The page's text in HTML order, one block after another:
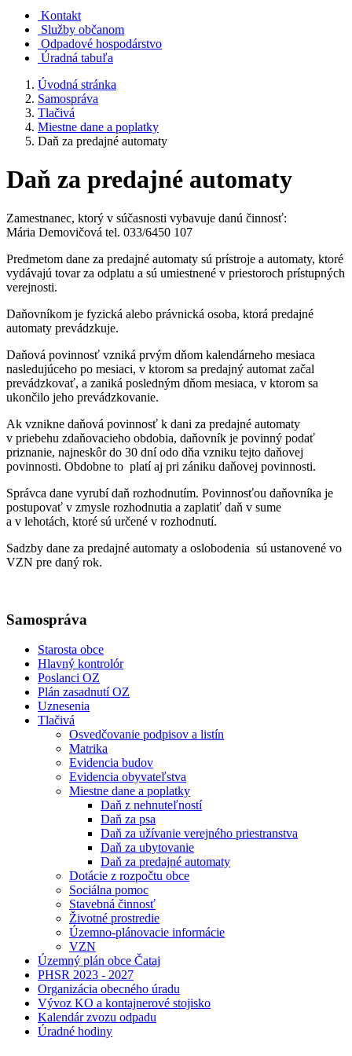
Kontakt
Služby občanom
Odpadové hospodárstvo
Úradná tabuľa
Úvodná stránka
Samospráva
Tlačivá
Miestne dane a poplatky
Daň za predajné automaty
Daň za predajné automaty
Zamestnanec, ktorý v súčasnosti vybavuje danú činnosť:
Mária Demovičová tel. 033/6450 107
Predmetom dane za predajné automaty sú prístroje a automaty, ktoré
vydávajú tovar za odplatu a sú umiestnené v priestoroch prístupných
verejnosti.
Daňovníkom je fyzická alebo právnická osoba, ktorá predajné
automaty prevádzkuje.
Daňová povinnosť vzniká prvým dňom kalendárneho mesiaca
nasledujúceho po mesiaci, v ktorom sa predajný automat začal
prevádzkovať, a zaniká posledným dňom mesiaca, v ktorom sa
ukončilo jeho prevádzkovanie.
Ak vznikne daňová povinnosť k dani za predajné automaty
v priebehu zdaňovacieho obdobia, daňovník je povinný podať
priznanie, najneskôr do 30 dní odo dňa vzniku tejto daňovej
povinnosti. Obdobne to platí aj pri zániku daňovej povinnosti.
Správca dane vyrubí daň rozhodnutím. Povinnosťou daňovníka je
postupovať v zmysle rozhodnutia a zaplatiť daň v sume
a v lehotách, ktoré sú určené v rozhodnutí.
Sadzby dane za predajné automaty a oslobodenia sú ustanovené vo
VZN pre daný rok.
Samospráva
Starosta obce
Hlavný kontrolór
Poslanci OZ
Plán zasadnutí OZ
Uznesenia
Tlačivá
Osvedčovanie podpisov a listín
Matrika
Evidencia budov
Evidencia obyvateľstva
Miestne dane a poplatky
Daň z nehnuteľností
Daň za psa
Daň za užívanie verejného priestranstva
Daň za ubytovanie
Daň za predajné automaty
Dotácie z rozpočtu obce
Sociálna pomoc
Stavebná činnosť
Životné prostredie
Územno-plánovacie informácie
VZN
Územný plán obce Čataj
PHSR 2023 - 2027
Organizácia obecného úradu
Vývoz KO a kontajnerové stojisko
Kalendár zvozu odpadu
Úradné hodiny